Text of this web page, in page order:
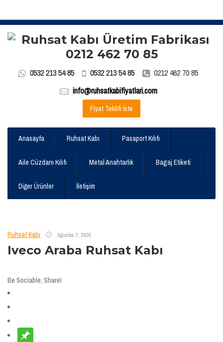
0532 213 54 85 0532 213 54 85
0212 462 70 85
info@ruhsatkabifiyatlari.com
Fiyat Teklifi İste
Anasayfa Ruhsat Kabı Pasaport Kılıfı
Aile Cüzdanı Kılıfı Metal Anahtarlık Bagaj Etiketi
Diğer Ürünler İletişim
Ruhsat Kabı Ağustos 7, 2026
Iveco Araba Ruhsat Kabı
Be Sociable, Share!